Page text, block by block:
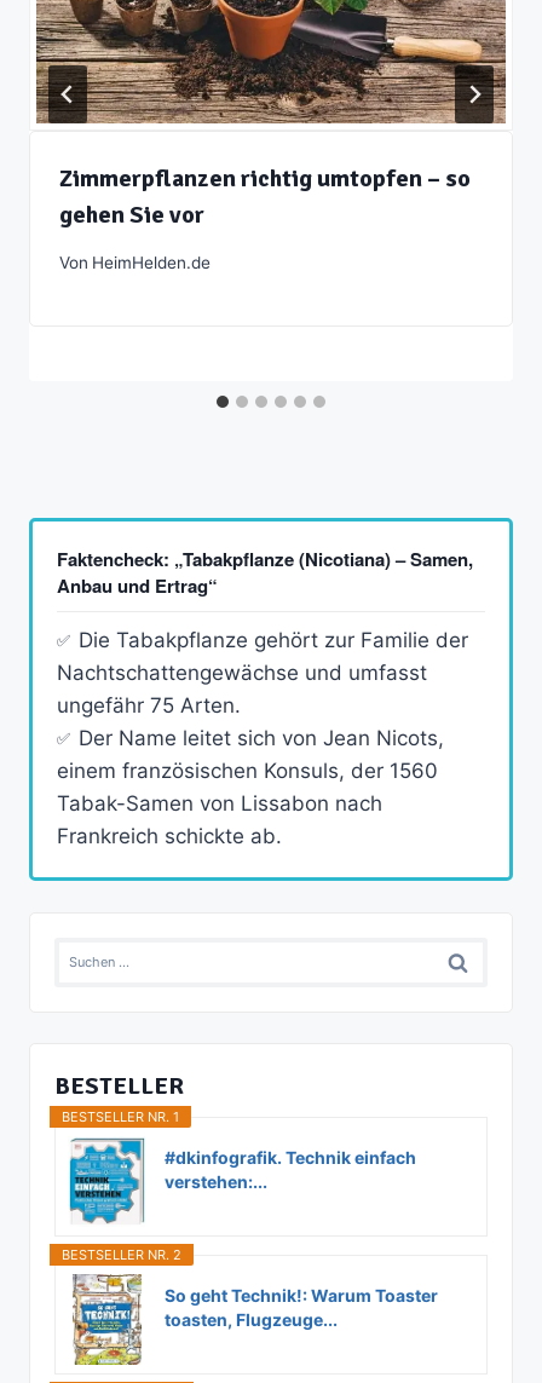
Zimmerpflanzen richtig umtopfen – so
gehen Sie vor
Von HeimHelden.de
Faktencheck: „Tabakpflanze (Nicotiana) – Samen,
Anbau und Ertrag“
Die Tabakpflanze gehört zur Familie der
Nachtschattengewächse und umfasst
ungefähr 75 Arten.
Der Name leitet sich von Jean Nicots,
einem französischen Konsuls, der 1560
Tabak-Samen von Lissabon nach
Frankreich schickte ab.
Suchen
BESTELLER
BESTSELLER NR. 1
#dkinfografik. Technik einfach
verstehen:...
BESTSELLER NR. 2
So geht Technik!: Warum Toaster
toasten, Flugzeuge...